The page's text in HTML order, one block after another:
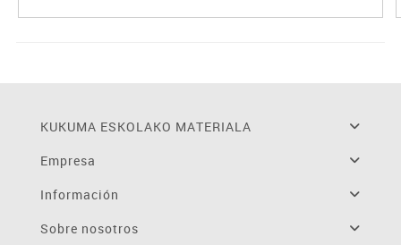
KUKUMA ESKOLAKO MATERIALA
Empresa
Información
Sobre nosotros